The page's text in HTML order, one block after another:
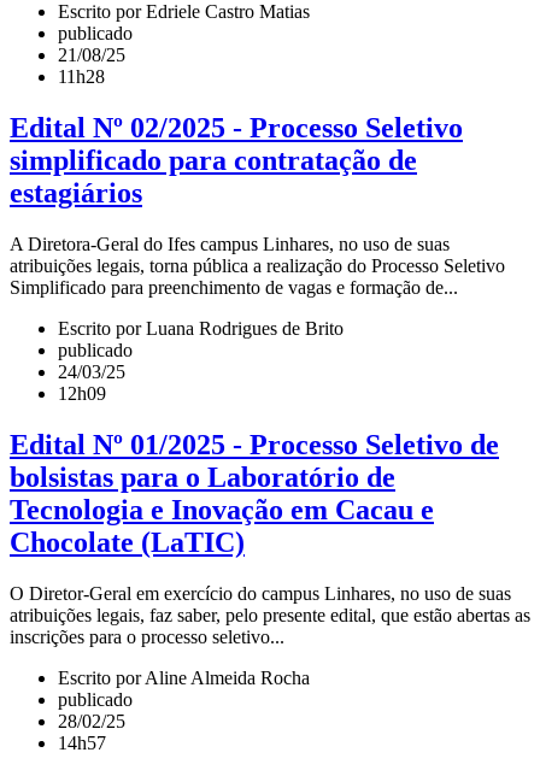
Escrito por Edriele Castro Matias
publicado
21/08/25
11h28
Edital Nº 02/2025 - Processo Seletivo
simplificado para contratação de
estagiários
A Diretora-Geral do Ifes campus Linhares, no uso de suas
atribuições legais, torna pública a realização do Processo Seletivo
Simplificado para preenchimento de vagas e formação de...
Escrito por Luana Rodrigues de Brito
publicado
24/03/25
12h09
Edital Nº 01/2025 - Processo Seletivo de
bolsistas para o Laboratório de
Tecnologia e Inovação em Cacau e
Chocolate (LaTIC)
O Diretor-Geral em exercício do campus Linhares, no uso de suas
atribuições legais, faz saber, pelo presente edital, que estão abertas as
inscrições para o processo seletivo...
Escrito por Aline Almeida Rocha
publicado
28/02/25
14h57